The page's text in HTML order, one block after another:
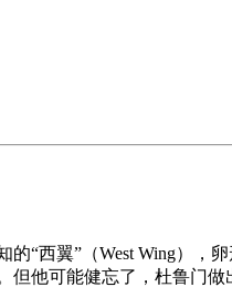
西翼”（West Wing），
他可能健忘了，杜鲁门